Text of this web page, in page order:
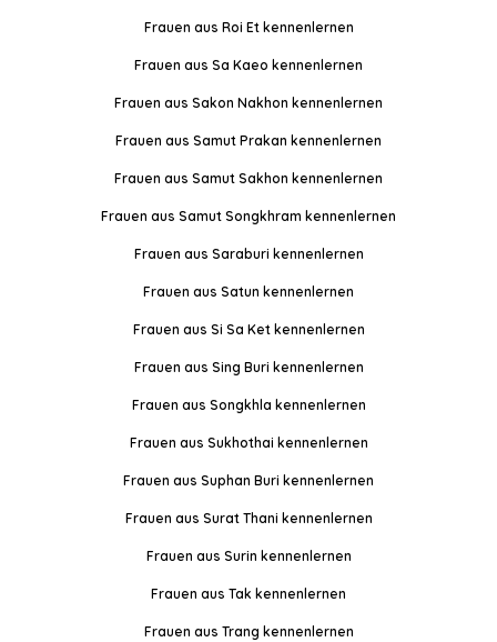
Frauen aus Roi Et kennenlernen
Frauen aus Sa Kaeo kennenlernen
Frauen aus Sakon Nakhon kennenlernen
Frauen aus Samut Prakan kennenlernen
Frauen aus Samut Sakhon kennenlernen
Frauen aus Samut Songkhram kennenlernen
Frauen aus Saraburi kennenlernen
Frauen aus Satun kennenlernen
Frauen aus Si Sa Ket kennenlernen
Frauen aus Sing Buri kennenlernen
Frauen aus Songkhla kennenlernen
Frauen aus Sukhothai kennenlernen
Frauen aus Suphan Buri kennenlernen
Frauen aus Surat Thani kennenlernen
Frauen aus Surin kennenlernen
Frauen aus Tak kennenlernen
Frauen aus Trang kennenlernen